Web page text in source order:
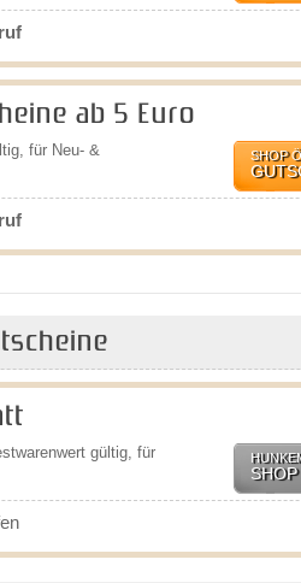
ab 5 Euro
für Neu- &
SHOP
gültig, für